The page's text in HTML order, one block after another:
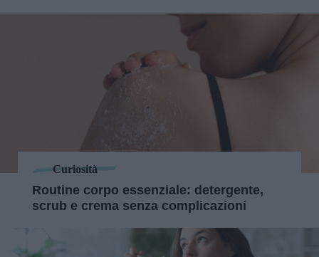
Curiosità
Routine corpo essenziale: detergente,
scrub e crema senza complicazioni